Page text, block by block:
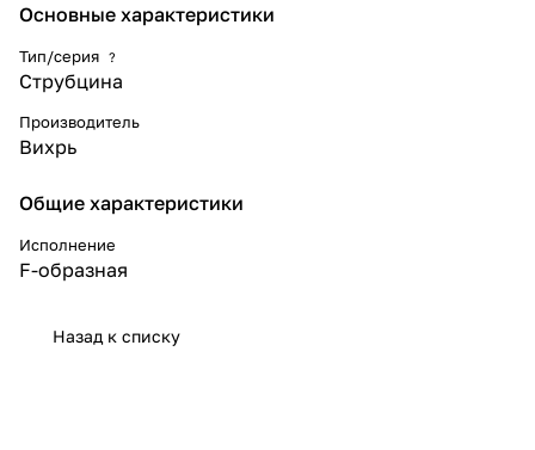
Основные характеристики
Тип/серия ?
Струбцина
Производитель
Вихрь
Общие характеристики
Исполнение
F-образная
Назад к списку